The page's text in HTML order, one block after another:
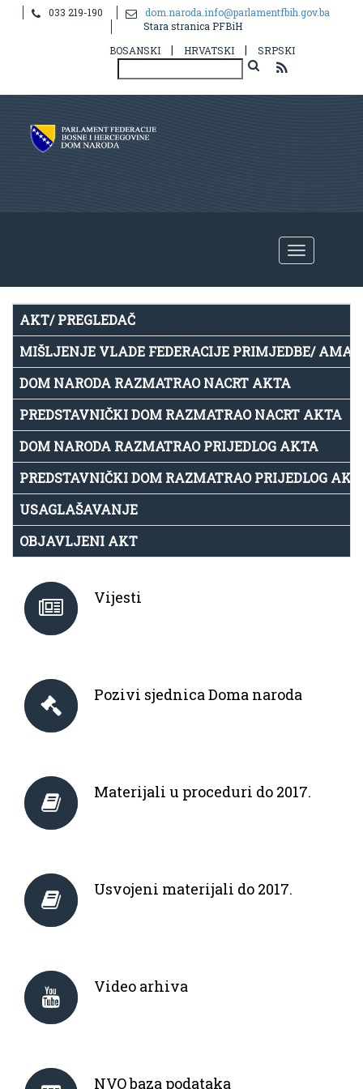
Notice
: Undefined index: idHR in
033 219-190
dom.naroda.info@parlamentfbih.gov.ba
Stara stranica PFBiH
BOSANSKI
| HRVATSKI | SRPSKI
AKT/ PREGLEDAČ
MIŠLJENJE VLADE FEDERACIJE PRIMJEDBE/
DOM NARODA RAZMATRAO NACRT AKTA
PREDSTAVNIČKI DOM RAZMATRAO NACRT AKTA
DOM NARODA RAZMATRAO PRIJEDLOG AKTA
PREDSTAVNIČKI DOM RAZMATRAO PRIJEDLOG
USAGLAŠAVANJE
OBJAVLJENI AKT
Vijesti
Pozivi sjednica Doma naroda
Materijali u proceduri do 2017.
Usvojeni materijali do 2017.
Video arhiva
NVO baza podataka